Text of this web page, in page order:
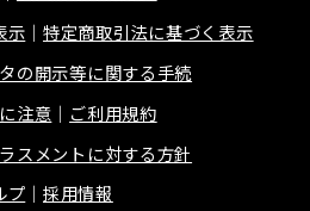
示
特定商取引法に基づく表示
の開示等に関する手続
注意
ご利用規約
スメントに対する方針
プ
採用情報